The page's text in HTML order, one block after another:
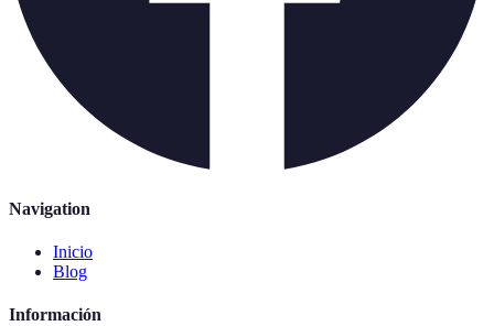
Navigation
Inicio
Blog
Información